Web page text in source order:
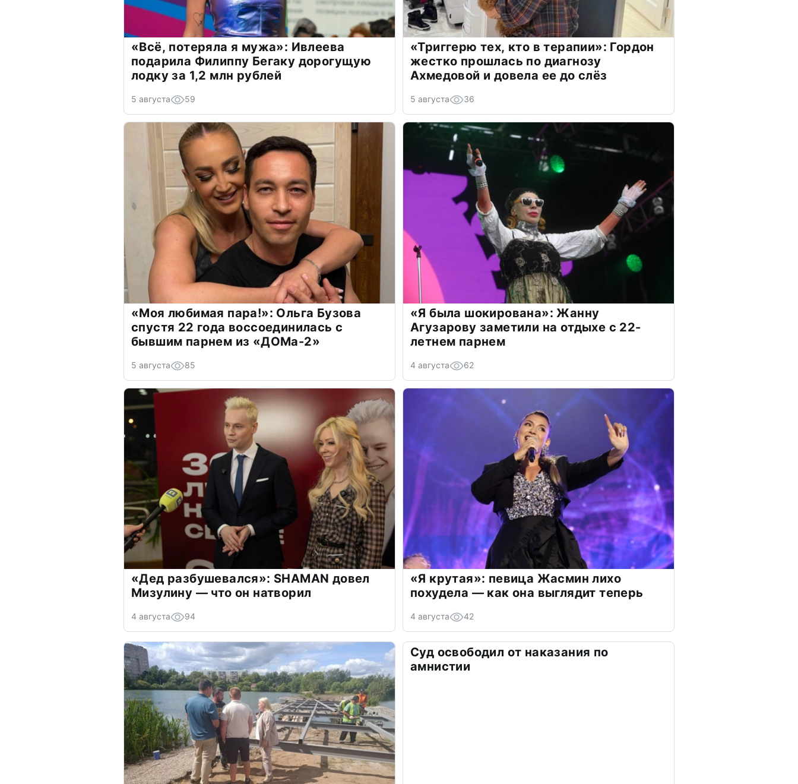
«Всё, потеряла я мужа»: Ивлеева
подарила Филиппу Бегаку дорогущую
лодку за 1,2 млн рублей
5 августа 59
«Триггерю тех, кто в терапии»: Гордон
жестко прошлась по диагнозу
Ахмедовой и довела ее до слёз
5 августа 36
«Моя любимая пара!»: Ольга Бузова
спустя 22 года воссоединилась с
бывшим парнем из «ДОМа-2»
5 августа 85
«Я была шокирована»: Жанну
Агузарову заметили на отдыхе с 22-
летнем парнем
4 августа 62
«Дед разбушевался»: SHAMAN довел
Мизулину — что он натворил
4 августа 94
«Я крутая»: певица Жасмин лихо
похудела — как она выглядит теперь
4 августа 42
Суд освободил от наказания по
амнистии